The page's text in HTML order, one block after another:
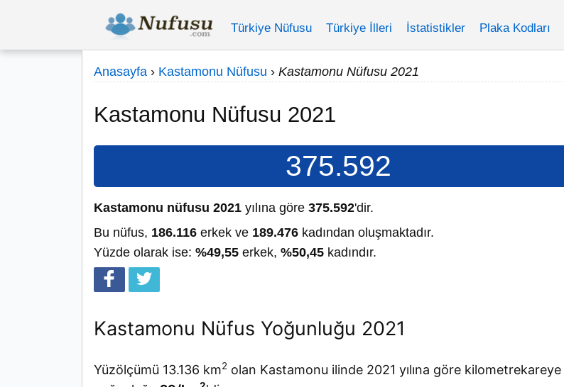
Türkiye Nüfusu Türkiye İlleri İstatistikler Plaka Kodları
Anasayfa › Kastamonu Nüfusu › Kastamonu Nüfusu 2021
Kastamonu Nüfusu 2021
375.592
Kastamonu nüfusu 2021 yılına göre 375.592'dir.
Bu nüfus, 186.116 erkek ve 189.476 kadından oluşmaktadır.
Yüzde olarak ise: %49,55 erkek, %50,45 kadındır.
Kastamonu Nüfus Yoğunluğu 2021
Yüzölçümü 13.136 km2 olan Kastamonu ilinde 2021 yılına göre kilometrekareye